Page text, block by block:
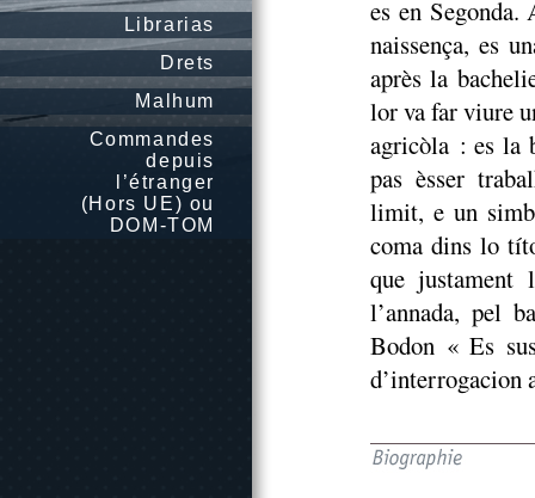
Librarias
Drets
Malhum
Commandes
depuis
l’étranger
(Hors UE) ou
DOM-TOM
es en
naissença, es
après la
lor va far viure
agricòla : es la
pas èsser
limit, e un
coma dins lo
que justament
l’annada, pel
Bodon « Es
d’interrogacion